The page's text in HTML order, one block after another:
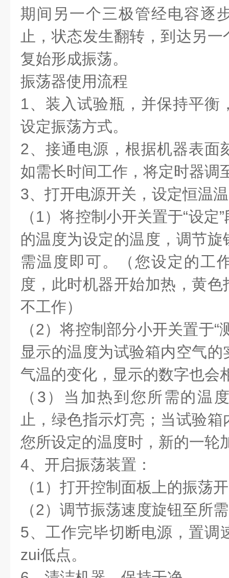
期间另一个三极管经电容逐
止，状态发生翻转，到达另
复始形成振荡。
振荡器使用流程
1、装入试验瓶，并保持平衡
设定振荡方式。
2、接通电源，根据机器表面
如需长时间工作，将定时器调
3、打开电源开关，设定恒温
（1）将控制小开关置于“设定
的温度为设定的温度，调节
需温度即可。（您设定的工
度，此时机器开始加热，黄
不工作）
（2）将控制部分小开关置于“
显示的温度为试验箱内空气
气温的变化，显示的数字也会
（3）当加热到您所需的温
止，绿色指示灯亮；当试验
您所设定的温度时，新的一轮
4、开启振荡装置：
（1）打开控制面板上的振荡
（2）调节振荡速度旋钮至所
5、工作完毕切断电源，置调
zui低点。